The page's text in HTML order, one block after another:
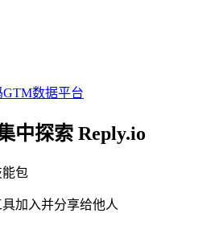
数据平台
中探索 Reply.io
包
加入并分享给他人